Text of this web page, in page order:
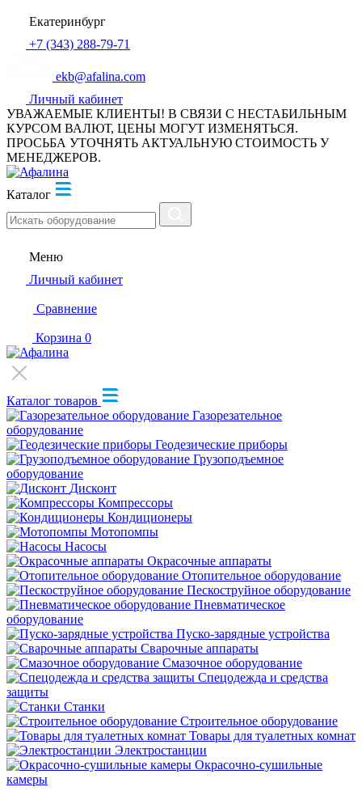
Екатеринбург
+7 (343) 288-79-71
ekb@afalina.com
Личный кабинет
УВАЖАЕМЫЕ КЛИЕНТЫ! В СВЯЗИ С НЕСТАБИЛЬНЫМ
КУРСОМ ВАЛЮТ, ЦЕНЫ МОГУТ ИЗМЕНЯТЬСЯ.
ПРОСЬБА УТОЧНЯТЬ АКТУАЛЬНУЮ СТОИМОСТЬ У
МЕНЕДЖЕРОВ.
Каталог
Меню
Личный кабинет
Сравнение
Корзина 0
Каталог товаров
Газорезательное
оборудование
Геодезические приборы
Грузоподъемное
оборудование
Дисконт
Компрессоры
Кондиционеры
Мотопомпы
Насосы
Окрасочные аппараты
Отопительное оборудование
Пескоструйное оборудование
Пневматическое
оборудование
Пуско-зарядные устройства
Сварочные аппараты
Смазочное оборудование
Спецодежда и средства
защиты
Станки
Строительное оборудование
Товары для туалетных комнат
Электростанции
Окрасочно-сушильные
камеры